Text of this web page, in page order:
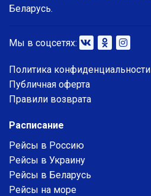
Беларусь.
Мы в соцсетях:
Политика конфиденциальности
Публичная оферта
Правили возврата
Расписание
Рейсы в Россию
Рейсы в Украину
Рейсы в Беларусь
Рейсы на море